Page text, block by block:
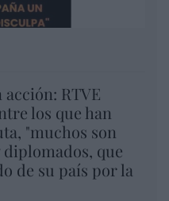
RTVE
los que han
"muchos son
que
de su país por la